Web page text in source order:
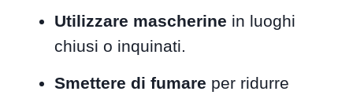
Utilizzare mascherine in luoghi
chiusi o inquinati.
Smettere di fumare per ridurre